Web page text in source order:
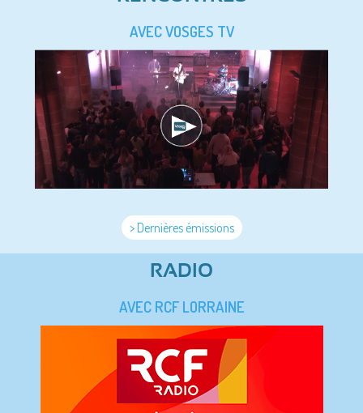
AVEC VOSGES TV
> Dernières émissions
RADIO
AVEC RCF LORRAINE